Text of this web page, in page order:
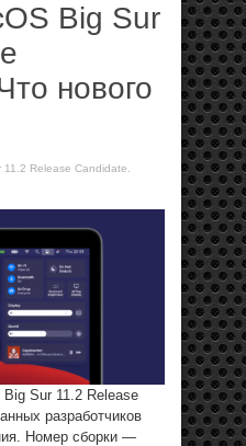
Big Sur
нового
Release Candidate.
Sur 11.2 Release
разработчиков
Номер сборки —